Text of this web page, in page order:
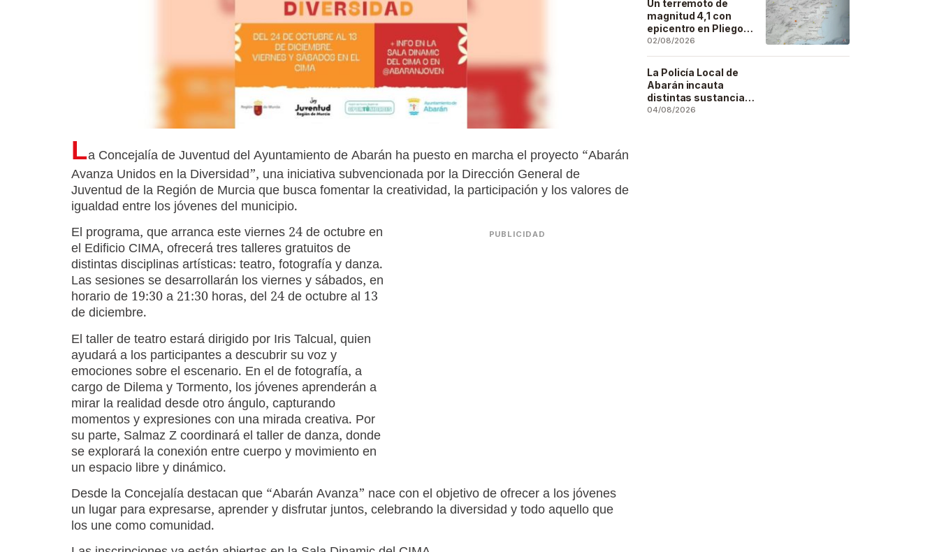
La Concejalía de Juventud del Ayuntamiento de Abarán ha puesto en marcha el proyecto “Abarán
Avanza Unidos en la Diversidad”, una iniciativa subvencionada por la Dirección General de
Juventud de la Región de Murcia que busca fomentar la creatividad, la participación y los valores de
igualdad entre los jóvenes del municipio.
PUBLICIDAD
El programa, que arranca este viernes 24 de octubre en
el Edificio CIMA, ofrecerá tres talleres gratuitos de
distintas disciplinas artísticas: teatro, fotografía y danza.
Las sesiones se desarrollarán los viernes y sábados, en
horario de 19:30 a 21:30 horas, del 24 de octubre al 13
de diciembre.
El taller de teatro estará dirigido por Iris Talcual, quien
ayudará a los participantes a descubrir su voz y
emociones sobre el escenario. En el de fotografía, a
cargo de Dilema y Tormento, los jóvenes aprenderán a
mirar la realidad desde otro ángulo, capturando
momentos y expresiones con una mirada creativa. Por
su parte, Salmaz Z coordinará el taller de danza, donde
se explorará la conexión entre cuerpo y movimiento en
un espacio libre y dinámico.
Desde la Concejalía destacan que “Abarán Avanza” nace con el objetivo de ofrecer a los jóvenes
un lugar para expresarse, aprender y disfrutar juntos, celebrando la diversidad y todo aquello que
los une como comunidad.
Un terremoto de
magnitud 4,1 con
epicentro en Pliego
se deja sentir en
buena parte de la
región
02/08/2026
La Policía Local de
Abarán incauta
distintas sustancias
estupefacientes en
04/08/2026